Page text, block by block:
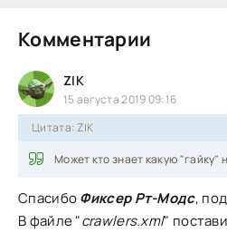
Комментарии
ZIK
15 августа 2019 09:16
Цитата: ZIK
Может кто знает какую "гайку"
СпасибоФиксер Рт-Модс,
В файле "crawlers.xml"